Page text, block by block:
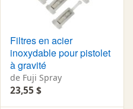
Filtres en acier
inoxydable pour pistolet
à gravité
de Fuji Spray
23,55 $